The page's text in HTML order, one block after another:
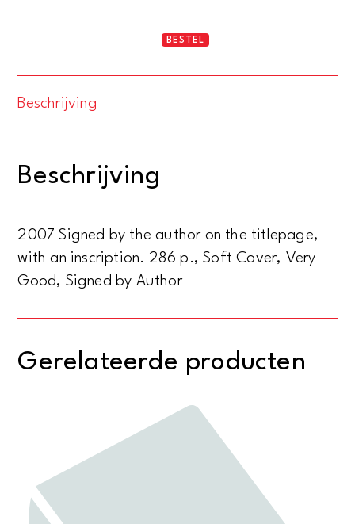
Love,
aantal
BESTEL
Beschrijving
Beschrijving
2007 Signed by the author on the titlepage,
with an inscription. 286 p., Soft Cover, Very
Good, Signed by Author
Gerelateerde producten